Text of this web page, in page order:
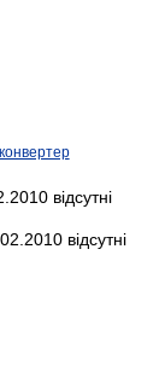
конвертер
відсутні
відсутні